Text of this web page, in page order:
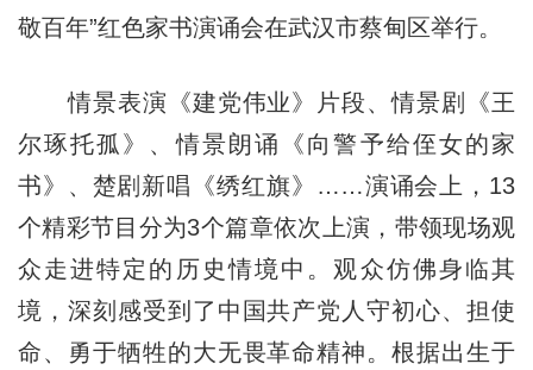
敬百年”红色家书演诵会在武汉市蔡甸区举行。
情景表演《建党伟业》片段、情景剧《王
尔琢托孤》、情景朗诵《向警予给侄女的家
书》、楚剧新唱《绣红旗》……演诵会上，13
个精彩节目分为3个篇章依次上演，带领现场观
众走进特定的历史情境中。观众仿佛身临其
境，深刻感受到了中国共产党人守初心、担使
命、勇于牺牲的大无畏革命精神。根据出生于